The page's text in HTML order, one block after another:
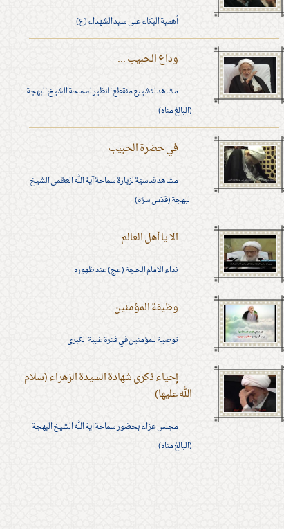
أهمية البكاء على سيد الشهداء (ع)
وداع الحبيب ...
مشاهد لتشييع منقطع النظير لسماحة الشيخ البهجة
(البالغ مناه)
في حضرة الحبيب
مشاهد قدسيّة لزيارة سماحة آية الله العظمى الشيخ
البهجة (قدّس سرّه)
الا يا أهل العالم ...
نداء الامام الحجة (عج) عند ظهوره
وظيفة المؤمنين
توصية للمؤمنين في فترة غيبة الكبرى
إحياء ذكرى شهادة السيدة الزهراء (سلام
الله عليها)
مجلس عزاء بحضور سماحة آية الله الشيخ البهجة
(البالغ مناه)